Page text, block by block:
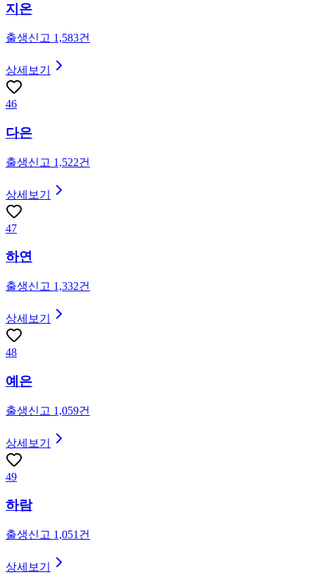
지온
출생신고 1,583건
상세보기
46
다은
출생신고 1,522건
상세보기
47
하연
출생신고 1,332건
상세보기
48
예은
출생신고 1,059건
상세보기
49
하람
출생신고 1,051 건
상세보기